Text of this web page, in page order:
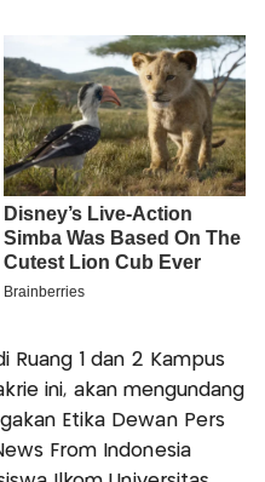
Ruang 1 dan 2 Kampus
ini, akan mengundang
Etika Dewan Pers
From Indonesia